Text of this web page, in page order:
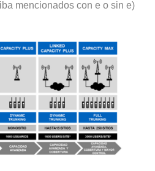
mencionados con e o sin e)